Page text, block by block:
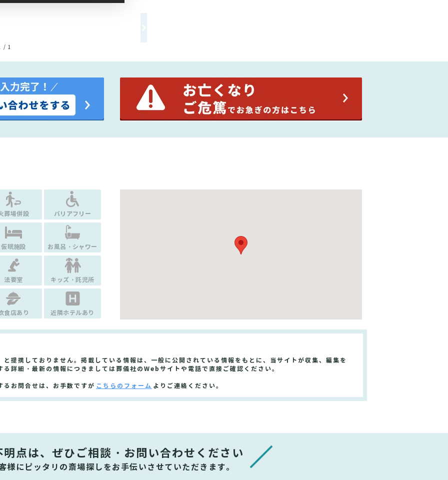
/ 1
葬場併設 バリアフリー
仮眠施設 お風呂・シャワー
法要室 キッズ・託児所
食店あり 近隣ホテルあり
提携しておりません。掲載している情報は、一般に公開されている情報をもとに、当サイトが収集、編集を
詳細・最新の情報につきましては葬儀社のWebサイトや電話で直接ご確認ください。
るお問合せは、お手数ですが こちらのフォーム よりご連絡ください。
明点は、ぜひ ご相談・お問い合わせください
様にピッタリの斎場探しをお手伝いさせていただきます。